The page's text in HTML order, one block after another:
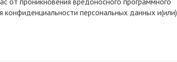
конфиденциальности персональных данных и(или)